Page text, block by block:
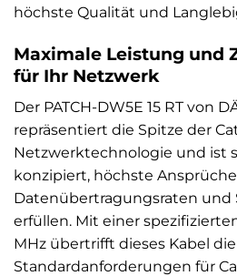
höchste Qualität und
Maximale Leistung und
für Ihr Netzwerk
Der PATCH-DW5E 15 RT von
repräsentiert die Spitze der
Netzwerktechnologie und ist
konzipiert, höchste
Datenübertragungsraten und
erfüllen. Mit einer
MHz übertrifft dieses Kabel die
Standardanforderungen für